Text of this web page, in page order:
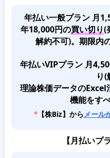
年払い一般プラン 月
年18,000円の買い切り(
解約不可)。期限内
年払いVIPプラン 月
り(
理論株価データの
機能をす
*【株Biz】からメール
【月払いプ